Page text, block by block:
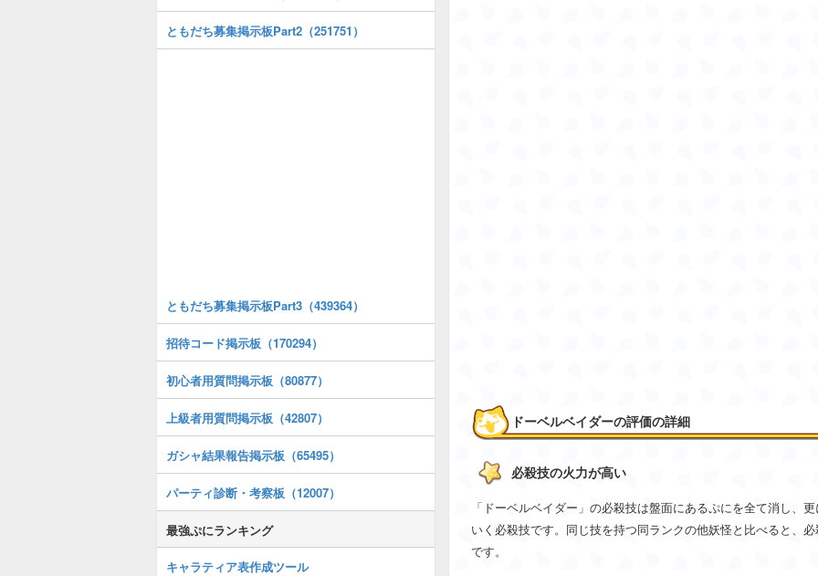
ドーベルベイダーの評価の詳細
必殺技の火力が高い
「ドーベルベイダー」の必殺技は盤面にあるぷにを全て消し、
いく必殺技です。同じ技を持つ同ランクの他妖怪と比べると、
です。
ともだち募集掲示板Part2（251751）
ともだち募集掲示板Part3（439364）
招待コード掲示板（170294）
初心者用質問掲示板（80877）
上級者用質問掲示板（42807）
ガシャ結果報告掲示板（65495）
パーティ診断・考察板（12007）
最強ぷにランキング
キャラティア表作成ツール